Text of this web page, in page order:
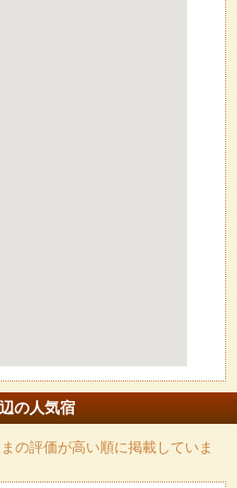
の人気宿
の評価が高い順に掲載していま